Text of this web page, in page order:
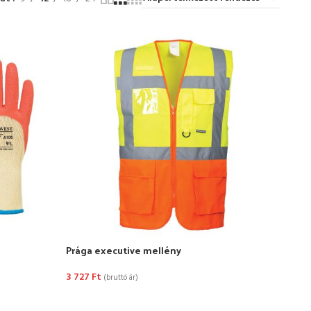
Prága executive mellény
3 727 Ft (bruttó ár)